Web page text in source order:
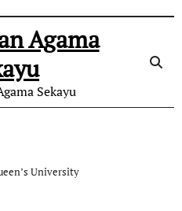
Agama
Sekayu
University